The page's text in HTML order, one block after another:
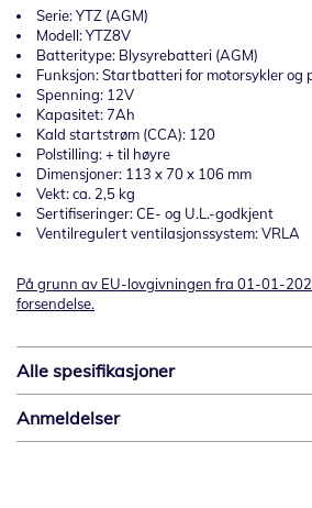
Serie: YTZ (AGM)
Modell: YTZ8V
Batteritype: Blysyrebatteri (AGM)
Funksjon: Startbatteri for motorsykler og
Spenning: 12V
Kapasitet: 7Ah
Kald startstrøm (CCA): 120
Polstilling: + til høyre
Dimensjoner: 113 x 70 x 106 mm
Vekt: ca. 2,5 kg
Sertifiseringer: CE- og U.L.-godkjent
Ventilregulert ventilasjonssystem: VRLA
På grunn av EU-lovgivningen fra 01-01-
forsendelse.
Alle spesifikasjoner
Anmeldelser